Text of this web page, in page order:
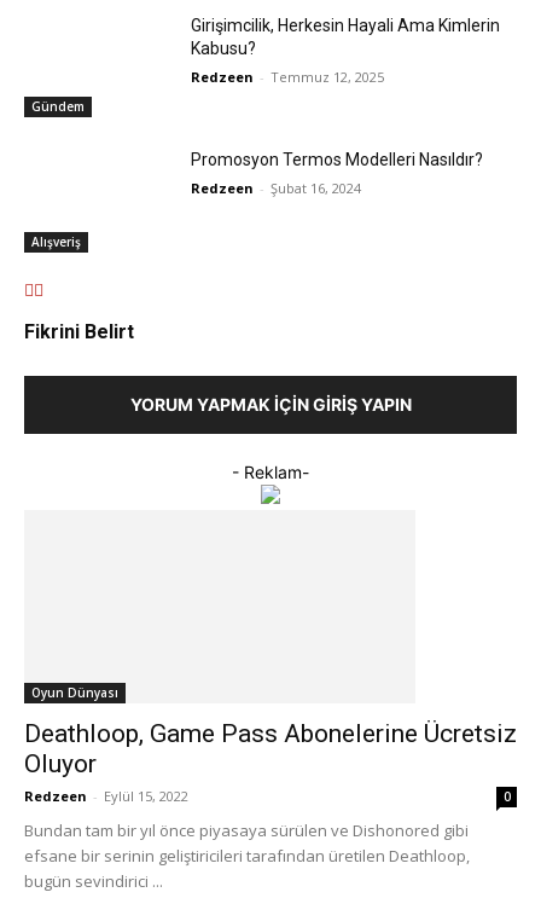
Gündem
Girişimcilik, Herkesin Hayali Ama Kimlerin
Kabusu?
Redzeen - Temmuz 12, 2025
Alışveriş
Promosyon Termos Modelleri Nasıldır?
Redzeen - Şubat 16, 2024
Fikrini Belirt
YORUM YAPMAK İÇIN GIRIŞ YAPIN
- Reklam-
Oyun Dünyası
Deathloop, Game Pass Abonelerine Ücretsiz
Oluyor
Redzeen - Eylül 15, 2022 0
Bundan tam bir yıl önce piyasaya sürülen ve Dishonored gibi
efsane bir serinin geliştiricileri tarafından üretilen Deathloop,
bugün sevindirici ...